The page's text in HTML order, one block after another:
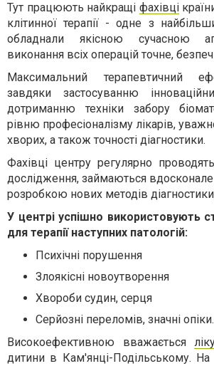
Тут працюють найкращі фахівці
клітинної терапії - одне з
обладнали якісною сучасною
виконання всіх операцій точне,
Максимальний терапевтичний
завдяки застосуванню
дотриманню техніки забору
рівню професіоналізму лікарів,
хворих, а також точності діагностики.
Фахівці центру регулярно
дослідження, займаються
розробкою нових методів
У центрі успішно використовують
для терапії наступних патологій:
Психічні порушення
Злоякісні новоутворення
Хвороби судин, серця
Серйозні переломів, значні опіки.
Високоефективною вважається
дитини в Кам'янці-Подільському. На